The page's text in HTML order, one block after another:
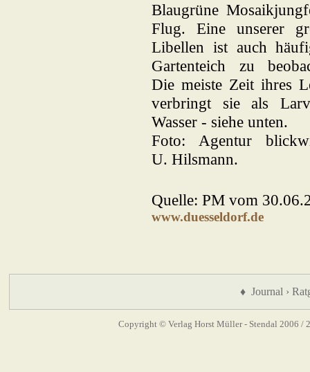
Blaugrüne
Flug. Eine unserer
Libellen ist auch
Gartenteich zu
Die meiste Zeit ihres
verbringt sie als
Wasser - siehe unten.
Foto: Agentur
U. Hilsmann.
Quelle: PM vom
www.duesseldorf.de
♦ Journal ›
Copyright © Verlag Horst Müller - Stendal 2006 /